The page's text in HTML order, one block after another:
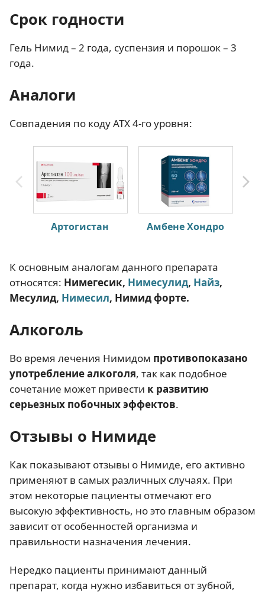
Срок годности
Гель Нимид – 2 года, суспензия и порошок – 3
года.
Аналоги
Совпадения по коду АТХ 4-го уровня:
Артогистан Амбене Хондро
К основным аналогам данного препарата
относятся: Нимегесик, Нимесулид, Найз,
Месулид, Нимесил, Нимид форте.
Алкоголь
Во время лечения Нимидом противопоказано
употребление алкоголя, так как подобное
сочетание может привести к развитию
серьезных побочных эффектов.
Отзывы о Нимиде
Как показывают отзывы о Нимиде, его активно
применяют в самых различных случаях. При
этом некоторые пациенты отмечают его
высокую эффективность, но это главным образом
зависит от особенностей организма и
правильности назначения лечения.
Нередко пациенты принимают данный
препарат, когда нужно избавиться от зубной,